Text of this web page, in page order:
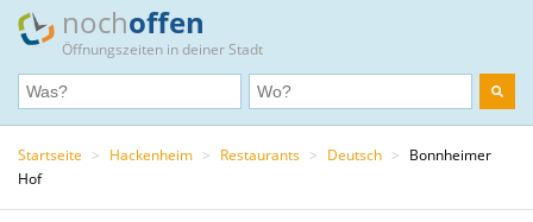
nochoffen
Öffnungszeiten in deiner Stadt
Startseite > Hackenheim > Restaurants > Deutsch > Bonnheimer
Hof